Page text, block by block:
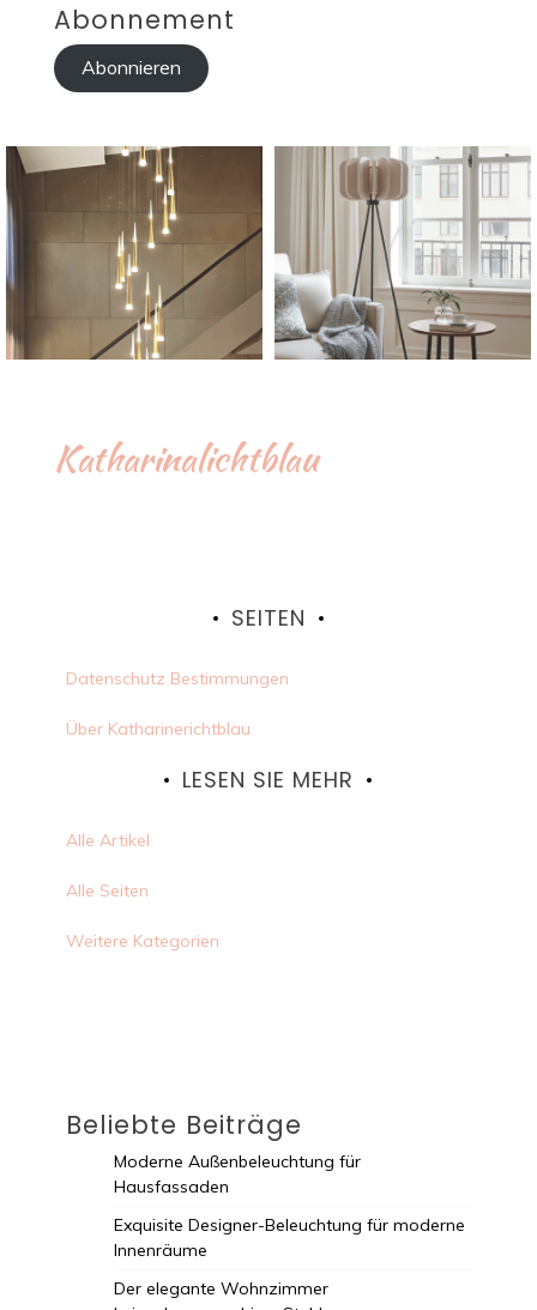
Abonnement
Abonnieren
Katharinalichtblau
SEITEN
Datenschutz Bestimmungen
Über Katharinerichtblau
LESEN SIE MEHR
Alle Artikel
Alle Seiten
Weitere Kategorien
Beliebte Beiträge
Moderne Außenbeleuchtung für
Hausfassaden
Exquisite Designer-Beleuchtung für moderne
Innenräume
Der elegante Wohnzimmer